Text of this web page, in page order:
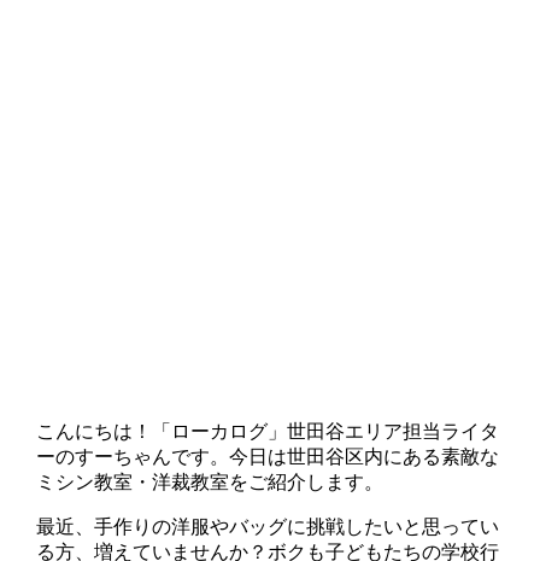
こんにちは！「ローカログ」世田谷エリア担当ライタ
ーのすーちゃんです。今日は世田谷区内にある素敵な
ミシン教室・洋裁教室をご紹介します。
最近、手作りの洋服やバッグに挑戦したいと思ってい
る方、増えていませんか？ボクも子どもたちの学校行